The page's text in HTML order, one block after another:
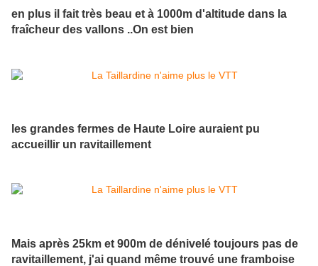
en plus il fait très beau et à 1000m d'altitude dans la
fraîcheur des vallons ..On est bien
les grandes fermes de Haute Loire auraient pu
accueillir un ravitaillement
Mais après 25km et 900m de dénivelé toujours pas de
ravitaillement, j'ai quand même trouvé une framboise